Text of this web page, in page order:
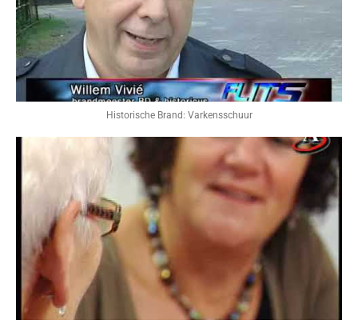
Historische Brand: Varkensschuur